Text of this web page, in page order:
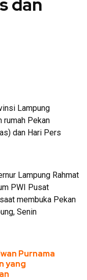
Lampung
rumah Pekan
dan Hari Pers
Lampung Rahmat
PWI Pusat
membuka Pekan
Senin
Purnama
yang